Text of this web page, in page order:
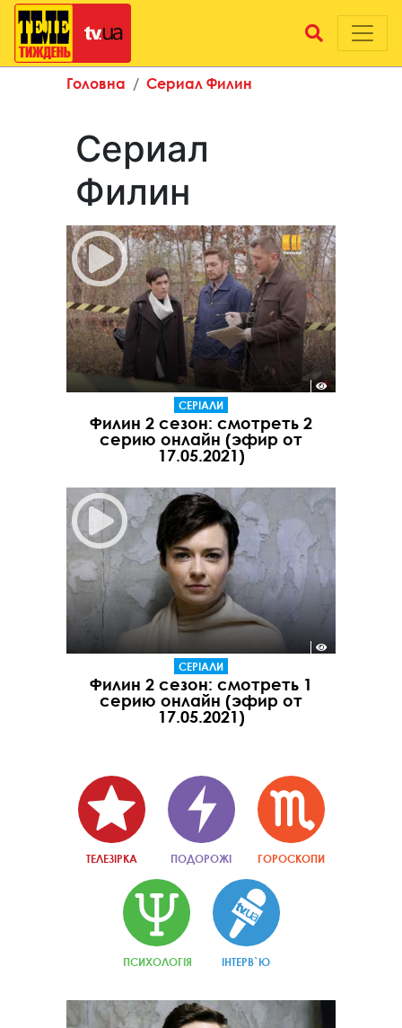
Головна Сериал Филин
Сериал
Филин
СЕРІАЛИ
Филин 2 сезон: смотреть 2
серию онлайн (эфир от
17.05.2021)
СЕРІАЛИ
Филин 2 сезон: смотреть 1
серию онлайн (эфир от
17.05.2021)
ТЕЛЕЗІРКА ПОДОРОЖІ ГОРОСКОПИ
ПСИХОЛОГІЯ ІНТЕРВ`Ю